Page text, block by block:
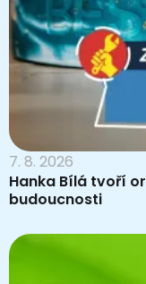
7. 8. 2026
Hanka Bílá tvoří
budoucnosti